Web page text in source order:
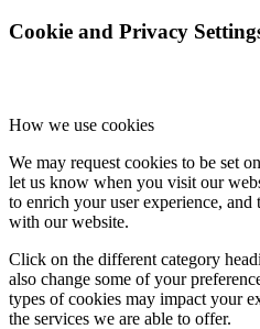
Cookie and Privacy
How we use cookies
We may request cookies to be set
let us know when you visit our
to enrich your user experience,
with our website.
Click on the different category
also change some of your
types of cookies may impact your
the services we are able to offer.